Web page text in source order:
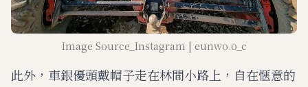
Image Source_Instagram | eunwo.o_c
此外，車銀優頭戴帽子走在林間小路上，自在愜意的